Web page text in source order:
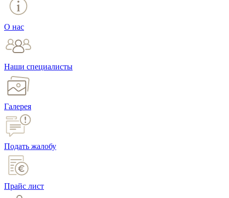
О нас
Наши специалисты
Галерея
Подать жалобу
Прайс лист